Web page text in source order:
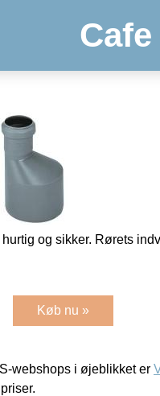
og sikker. Rørets
Køb nu »
webshops i øjeblikket er